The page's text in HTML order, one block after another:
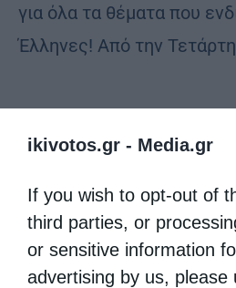
ikivotos.gr - Media.gr
If you wish to opt-out of
third parties, or
or sensitive information
advertising by us, please
για όλα τα θέματα που
Έλληνες! Από την